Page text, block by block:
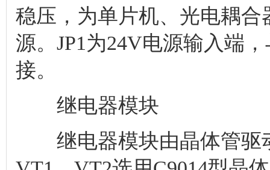
该模块工作状态由单片机
CM402型贴片机相应端口相
结束语
该PVS控制系统以
高、性能稳定、抗干扰能